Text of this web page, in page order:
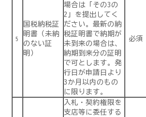
5
国税納税証
明書（未納
のない証
明）
場合は「その3の
2」を提出してく
ださい。最新の納
税証明書で納期が
未到来の場合は、
納期到来分の証明
で可とします。発
行日が申請日より
3か月以内のもの
に限ります。
必須
入札・契約権限を
支店等に委任する